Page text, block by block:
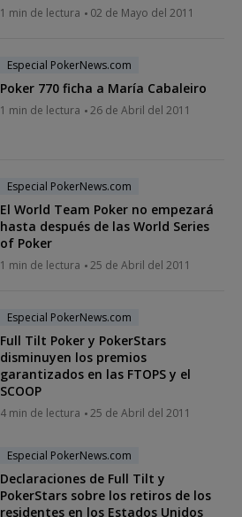
1 min de lectura 02 de Mayo del 2011
Especial PokerNews.com
Poker 770 ficha a María Cabaleiro
1 min de lectura 26 de Abril del 2011
Especial PokerNews.com
El World Team Poker no empezará
hasta después de las World Series
of Poker
1 min de lectura 25 de Abril del 2011
Especial PokerNews.com
Full Tilt Poker y PokerStars
disminuyen los premios
garantizados en las FTOPS y el
SCOOP
4 min de lectura 25 de Abril del 2011
Especial PokerNews.com
Declaraciones de Full Tilt y
PokerStars sobre los retiros de los
residentes en los Estados Unidos